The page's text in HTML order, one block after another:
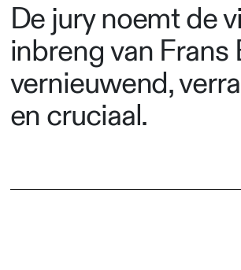
De jury noemt de
inbreng van Frans
vernieuwend,
en cruciaal.